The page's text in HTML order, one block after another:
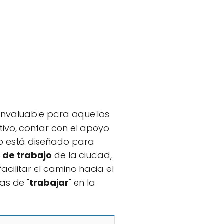
para aquellos
contar con el apoyo
está diseñado para
de trabajo de la ciudad,
el camino hacia el
de "trabajar" en la